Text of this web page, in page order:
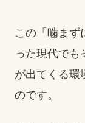
この「噛まず
った現代でも
が出てくる環
のです。